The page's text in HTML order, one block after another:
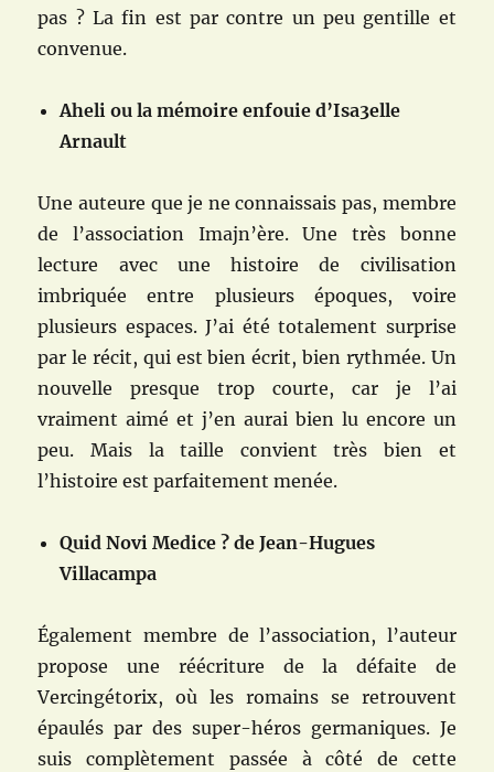
pas ? La fin est par contre un peu gentille et
convenue.
Aheli ou la mémoire enfouie d’Isa3elle
Arnault
Une auteure que je ne connaissais pas, membre
de l’association Imajn’ère. Une très bonne
lecture avec une histoire de civilisation
imbriquée entre plusieurs époques, voire
plusieurs espaces. J’ai été totalement surprise
par le récit, qui est bien écrit, bien rythmée. Un
nouvelle presque trop courte, car je l’ai
vraiment aimé et j’en aurai bien lu encore un
peu. Mais la taille convient très bien et
l’histoire est parfaitement menée.
Quid Novi Medice ? de Jean-Hugues
Villacampa
Également membre de l’association, l’auteur
propose une réécriture de la défaite de
Vercingétorix, où les romains se retrouvent
épaulés par des super-héros germaniques. Je
suis complètement passée à côté de cette